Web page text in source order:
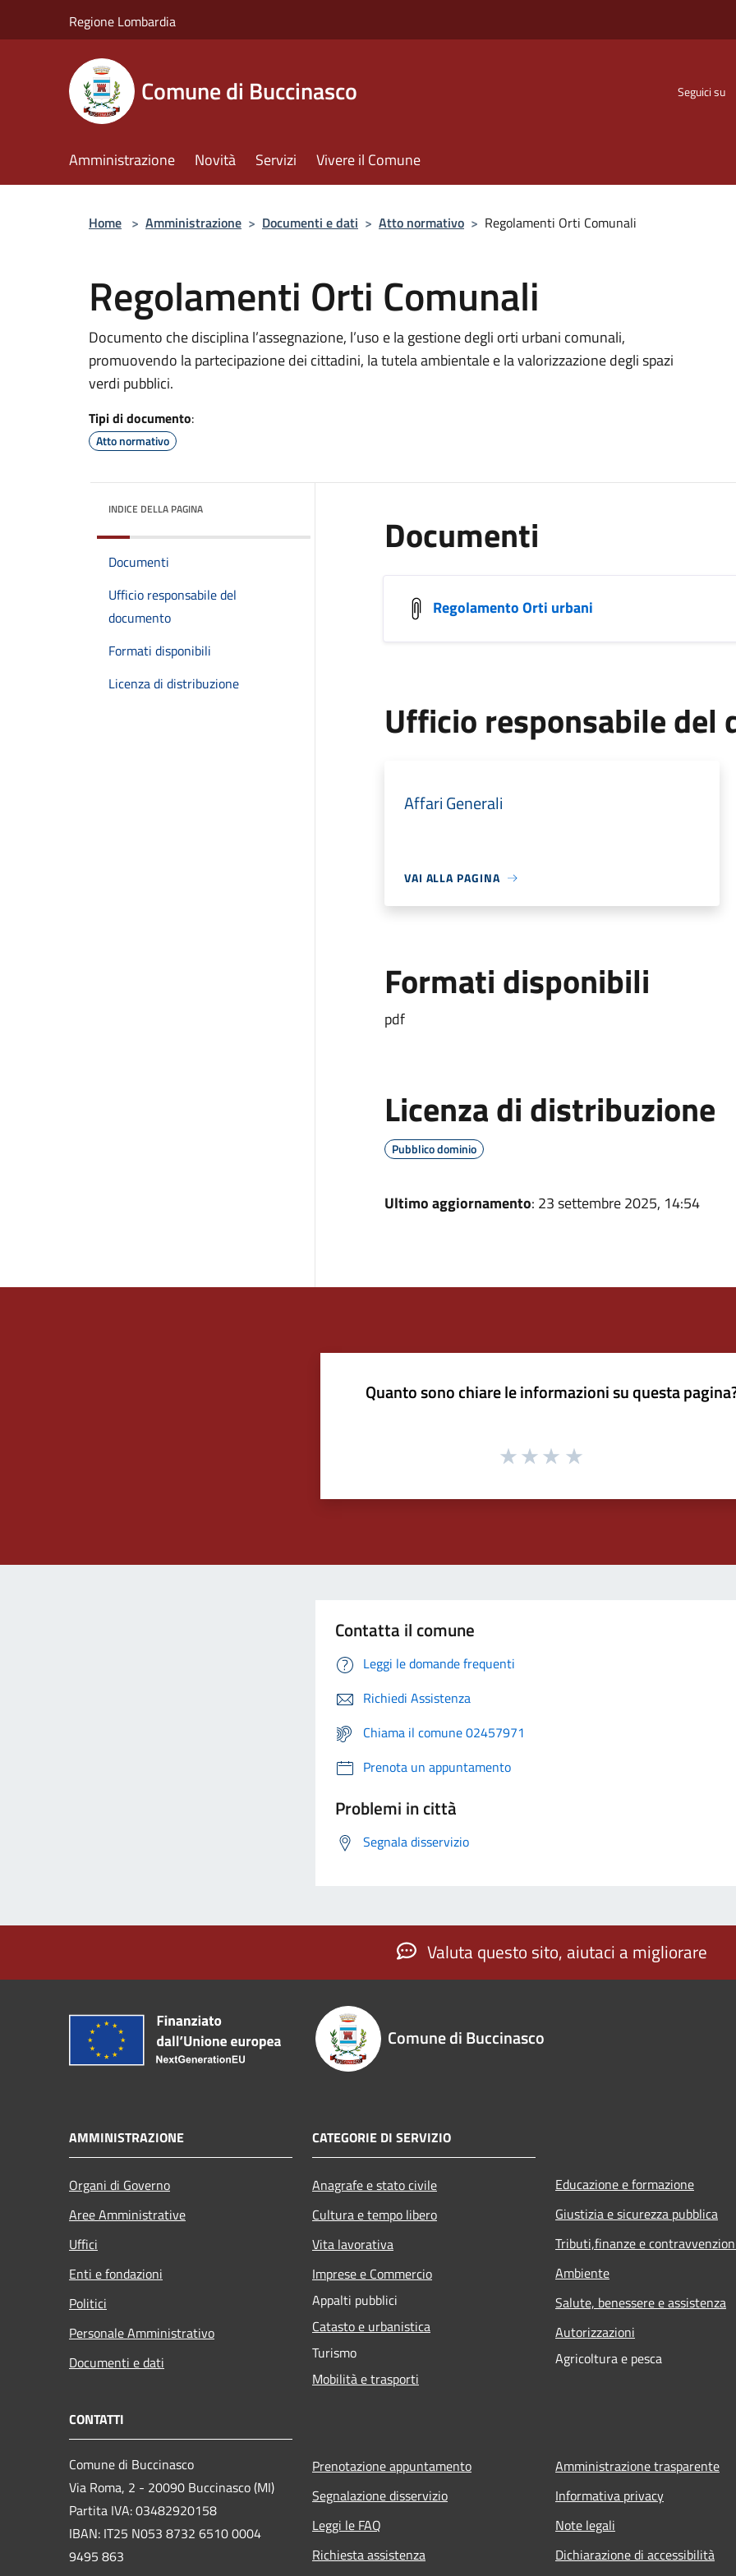
Regione Lombardia
Comune di Buccinasco Seguici su
Amministrazione Novità Servizi Vivere il Comune
Home > Amministrazione > Documenti e dati > Atto normativo > Regolamenti Orti Comunali
Regolamenti Orti Comunali
Documento che disciplina l’assegnazione, l’uso e la gestione degli orti urbani comunali,
promuovendo la partecipazione dei cittadini, la tutela ambientale e la valorizzazione degli spazi
verdi pubblici.
Tipi di documento:
Atto normativo
INDICE DELLA PAGINA
Documenti
Ufficio responsabile del
documento
Formati disponibili
Licenza di distribuzione
Documenti
Regolamento Orti urbani
Ufficio responsabile del
Affari Generali
VAI ALLA PAGINA
Formati disponibili
pdf
Licenza di distribuzione
Pubblico dominio
Ultimo aggiornamento: 23 settembre 2025, 14:54
Quanto sono chiare le informazioni su questa
Contatta il comune
Leggi le domande frequenti
Richiedi Assistenza
Chiama il comune 02457971
Prenota un appuntamento
Problemi in città
Segnala disservizio
Valuta questo sito, aiutaci a migliorare
Comune di Buccinasco
AMMINISTRAZIONE
Organi di Governo
Aree Amministrative
Uffici
Enti e fondazioni
Politici
Personale Amministrativo
Documenti e dati
CATEGORIE DI SERVIZIO
Anagrafe e stato civile
Cultura e tempo libero
Vita lavorativa
Imprese e Commercio
Appalti pubblici
Catasto e urbanistica
Turismo
Mobilità e trasporti
Educazione e formazione
Giustizia e sicurezza pubblica
Tributi,finanze e
Ambiente
Salute, benessere e assistenza
Autorizzazioni
Agricoltura e pesca
CONTATTI
Comune di Buccinasco
Via Roma, 2 - 20090 Buccinasco (MI)
Partita IVA: 03482920158
IBAN: IT25 N053 8732 6510 0004
9495 863
Prenotazione appuntamento
Segnalazione disservizio
Leggi le FAQ
Richiesta assistenza
Amministrazione trasparente
Informativa privacy
Note legali
Dichiarazione di accessibilità